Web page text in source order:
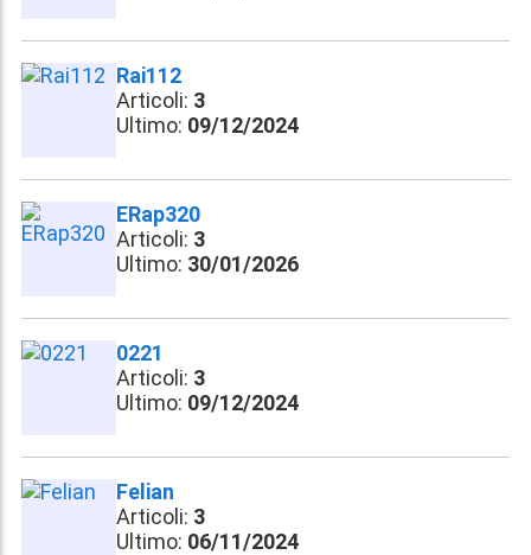
Rai112
Articoli: 3
Ultimo: 09/12/2024
ERap320
Articoli: 3
Ultimo: 30/01/2026
0221
Articoli: 3
Ultimo: 09/12/2024
Felian
Articoli: 3
Ultimo: 06/11/2024